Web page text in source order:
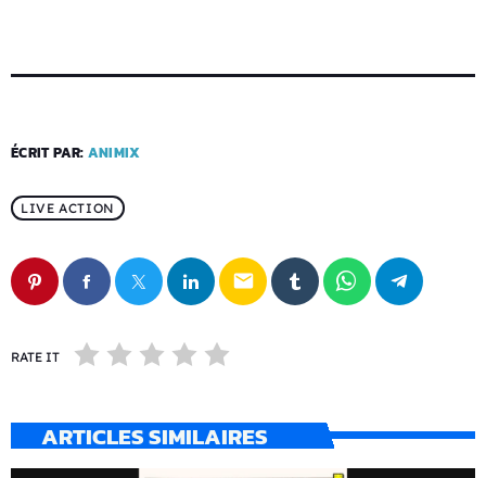
ÉCRIT PAR: ANIMIX
LIVE ACTION
email
RATE IT
ARTICLES SIMILAIRES